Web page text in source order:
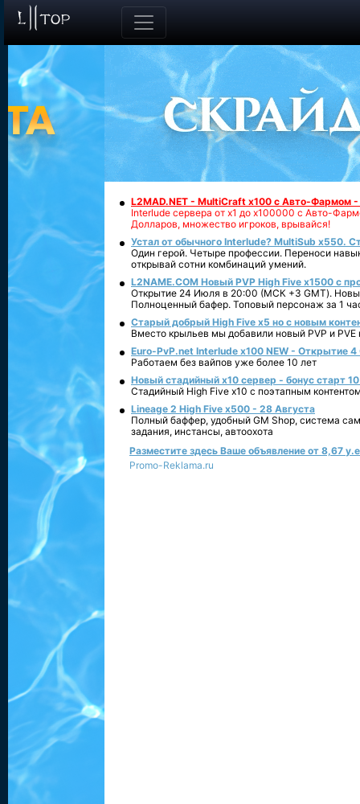
L2MAD.NET - MultiCraft x100 с Авто-Фармом
Interlude сервера от х1 до х100000 с Авто-
Долларов, множество игроков, врывайся!
Устал от обычного Interlude? MultiSub x550.
Один герой. Четыре профессии. Переноси
открывай сотни комбинаций умений.
L2NAME.COM Новый PVP High Five x1500 с
Открытие 24 Июля в 20:00 (МСК +3 GMT).
Полноценный бафер. Топовый персонаж за 1
Старый добрый High Five x5 но с новым
Вместо крыльев мы добавили новый PVP и PVE
Euro-PvP.net Interlude х100 NEW - Открытие 4
Работаем без вайпов уже более 10 лет
Новый стадийный х10 сервер - бонус старт
Стадийный High Five x10 с поэтапным
Lineage 2 High Five x500 - 28 Августа
Полный баффер, удобный GM Shop, система
задания, инстансы, автоохота
Разместите здесь Ваше объявление от 8,67
Promo-Reklama.ru